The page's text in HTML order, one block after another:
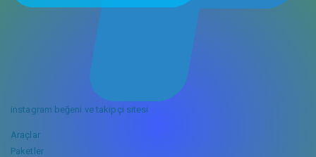
instagram beğeni ve takipçi sitesi
Araçlar
Paketler